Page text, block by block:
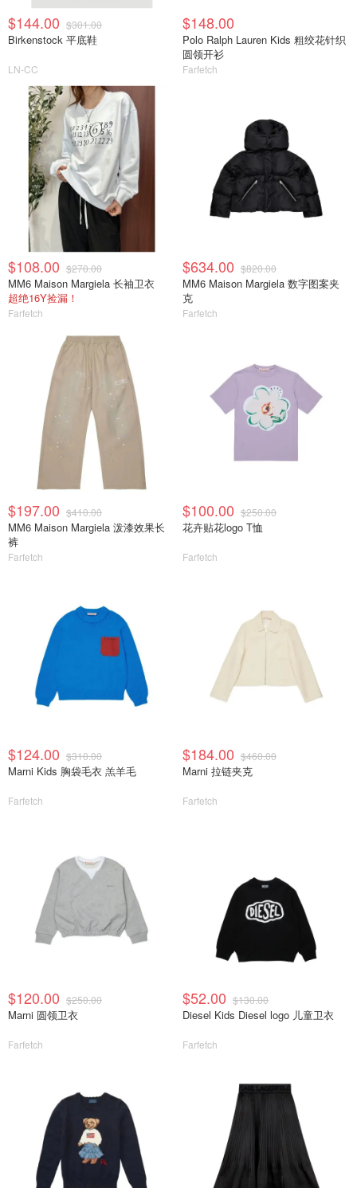
$144.00 $301.00
Birkenstock 平底鞋
LN-CC
$148.00
Polo Ralph Lauren Kids 粗绞花针织
圆领开衫
Farfetch
$108.00 $270.00
MM6 Maison Margiela 长袖卫衣
超绝16Y捡漏！
Farfetch
$634.00 $820.00
MM6 Maison Margiela 数字图案夹
克
Farfetch
$197.00 $410.00
MM6 Maison Margiela 泼漆效果长
裤
Farfetch
$100.00 $250.00
花卉贴花logo T恤
Farfetch
$124.00 $310.00
Marni Kids 胸袋毛衣 羔羊毛
Farfetch
$184.00 $460.00
Marni 拉链夹克
Farfetch
$120.00 $250.00
Marni 圆领卫衣
Farfetch
$52.00 $130.00
Diesel Kids Diesel logo 儿童卫衣
Farfetch